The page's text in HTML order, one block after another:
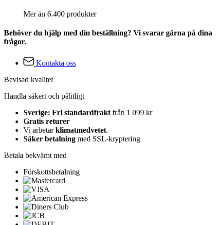
Mer än 6.400 produkter
Behöver du hjälp med din beställning? Vi svarar gärna på dina
frågor.
Kontakta oss
Bevisad kvalitet
Handla säkert och pålitligt
Sverige: Fri standardfrakt från 1 099 kr
Gratis returer
Vi arbetarklimatmedvetet.
Säker betalning med SSL-kryptering
Betala bekvämt med
Förskottsbetalning